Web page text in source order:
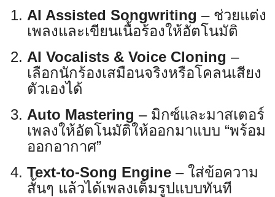
AI Assisted Songwriting – ช่วยแต่ง
เพลงและเขียนเนื้อร้องให้อัตโนมัติ
AI Vocalists & Voice Cloning –
เลือกนักร้องเสมือนจริงหรือโคลนเสียง
ตัวเองได้
Auto Mastering – มิกซ์และมาสเตอร์
เพลงให้อัตโนมัติให้ออกมาแบบ “พร้อม
ออกอากาศ”
Text-to-Song Engine – ใส่ข้อความ
สั้นๆ แล้วได้เพลงเต็มรูปแบบทันที